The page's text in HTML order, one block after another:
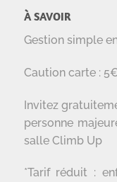
À SAVOIR
Gestion simple
Caution carte :
Invitez
personne
salle Climb Up
*Tarif réduit :